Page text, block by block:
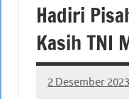
Hadiri
Kasih TNI
2 Desember 2023
No